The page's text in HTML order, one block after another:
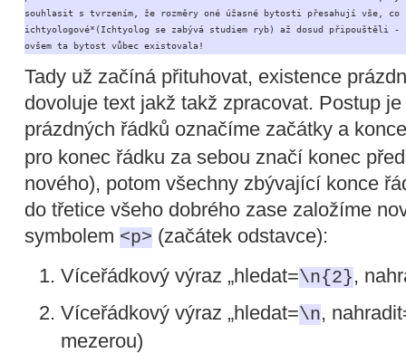
souhlasit s tvrzením, že rozměry oné úžasné bytosti přesahují vše, co
ichtyologové*(Ichtyolog se zabývá studiem ryb) až dosud
ovšem ta bytost vůbec existovala!
Tady už začíná přituhovat, existence
dovoluje text jakž takž zpracovat. Postup
prázdných řádků označíme začátky a
pro konec řádku za sebou značí konec
nového), potom všechny zbývající konce
do třetice všeho dobrého zase založíme
symbolem <p> (začátek odstavce):
Víceřádkový výraz „hledat=\n{2},
Víceřádkový výraz „hledat=\n,
mezerou)